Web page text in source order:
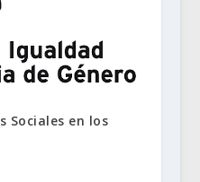
Sociales en los